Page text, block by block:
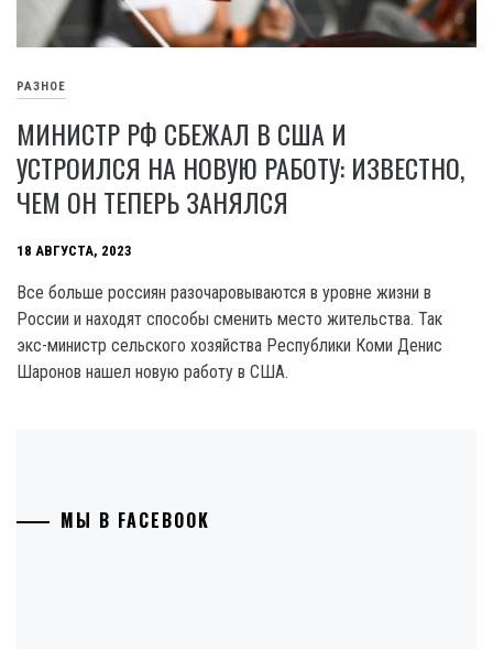
РАЗНОЕ
МИНИСТР РФ СБЕЖАЛ В США И
УСТРОИЛСЯ НА НОВУЮ РАБОТУ: ИЗВЕСТНО,
ЧЕМ ОН ТЕПЕРЬ ЗАНЯЛСЯ
18 АВГУСТА, 2023
Все больше россиян разочаровываются в уровне жизни в
России и находят способы сменить место жительства. Так
экс-министр сельского хозяйства Республики Коми Денис
Шаронов нашел новую работу в США.
МЫ В FACEBOOK